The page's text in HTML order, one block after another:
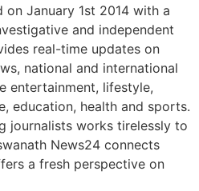
on January 1st 2014 with a
and independent
real-time updates on
national and international
entertainment, lifestyle,
education, health and sports.
journalists works tirelessly to
News24 connects
a fresh perspective on